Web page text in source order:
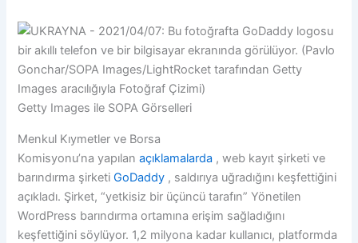
Getty Images ile SOPA Görselleri
Menkul Kıymetler ve Borsa
Komisyonu’na yapılanaçıklamalarda , web kayıt şirketi ve
barındırma şirketiGoDaddy , saldırıya uğradığını keşfettiğini
açıkladı. Şirket, “yetkisiz bir üçüncü tarafın” Yönetilen
WordPress barındırma ortamına erişim sağladığını
keşfettiğini söylüyor. 1,2 milyona kadar kullanıcı, platformda